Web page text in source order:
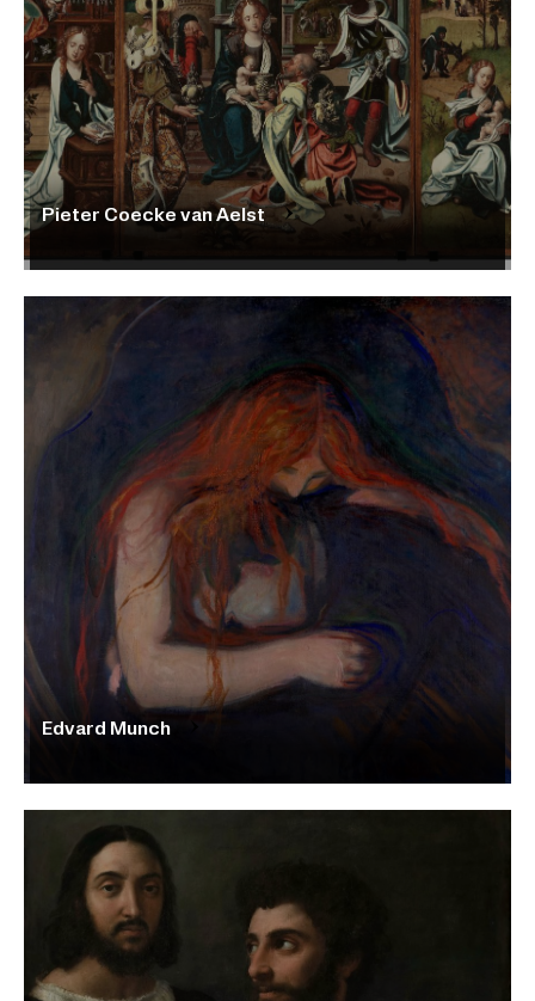
Pieter Coecke van Aelst
Edvard Munch